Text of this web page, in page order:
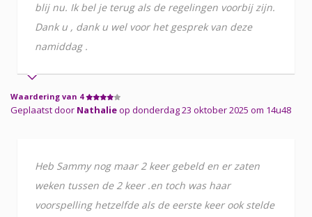
blij nu. Ik bel je terug als de regelingen voorbij zijn.
Dank u , dank u wel voor het gesprek van deze
namiddag .
Waardering van 4
Geplaatst door Nathalieop donderdag 23 oktober 2025 om 14u48
Heb Sammy nog maar 2 keer gebeld en er zaten
weken tussen de 2 keer .en toch was haar
voorspelling hetzelfde als de eerste keer ook stelde